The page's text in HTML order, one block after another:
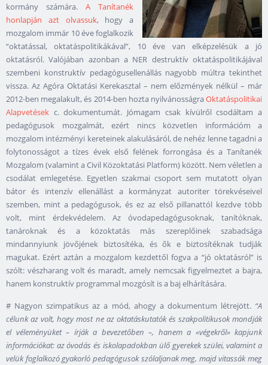
kormány számára. A Tanítanék
honlapján azt olvassuk, hogy a
mozgalom immár 10 éve foglalkozik
“oktatással, oktatáspolitikákával”, 10 éve van elképzelésük a jó
oktatásról. Valójában azonban a NER destruktív oktatáspolitikájával
szembeni konstruktív pedagógusellenállás nagyobb múltra tekinthet
vissza. Az Agóra Oktatási Kerekasztal – nem előzmények nélkül – már
2012-ben megalakult, és 2014-ben hozta nyilvánosságraOktatáspolitikai
Alapvetések c. dokumentumát. Jómagam csak kívülről csodáltam a
pedagógusok mozgalmát, ezért nincs közvetlen információm a
mozgalom intézményi kereteinek alakulásáról, de nehéz lenne tagadni a
folytonosságot a tízes évek első felének forrongása és a Tanítanék
Mozgalom (valamint a Civil Közoktatási Platform) között. Nem véletlen a
csodálat emlegetése. Egyetlen szakmai csoport sem mutatott olyan
bátor és intenzív ellenállást a kormányzat autoriter törekvéseivel
szemben, mint a pedagógusok, és ez az első pillanattól kezdve több
volt, mint érdekvédelem. Az óvodapedagógusoknak, tanítóknak,
tanároknak és a közoktatás más szereplőinek szabadsága
mindannyiunk jövőjének biztosítéka, és ők e biztosítéknak tudják
magukat. Ezért aztán a mozgalom kezdettől fogva a “jó oktatásról” is
szólt: vészharang volt és maradt, amely nemcsak figyelmeztet a bajra,
hanem konstruktív programmal mozgósít is a baj elhárítására.
# Nagyon szimpatikus az a mód, ahogy a dokumentum létrejött. “A
célunk az volt, hogy most ne az oktatáskutatók és szakpolitikusok mondják
el véleményüket – írják a bevezetőben –, hanem a «végekről» kapjunk
információkat: az óvodás és iskolapadokban ülő gyerekek szülei, valamint a
velük foglalkozó gyakorló pedagógusok szólaljanak meg, majd vitassák meg